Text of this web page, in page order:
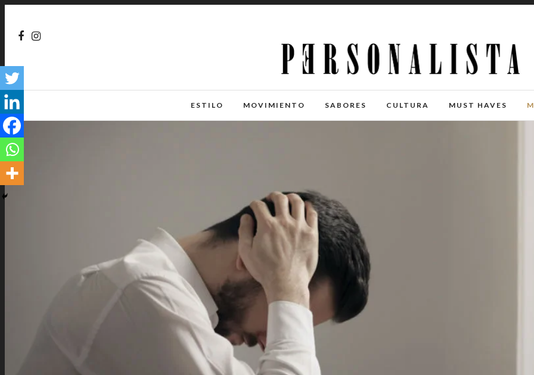
ESTILO MOVIMIENTO SABORES CULTURA MUST HAVES